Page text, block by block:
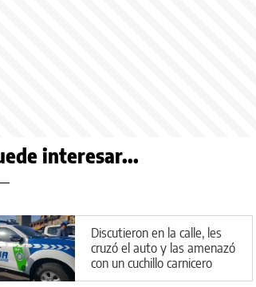
interesar...
Discutieron en la calle, les
cruzó el auto y las amenazó
con un cuchillo carnicero